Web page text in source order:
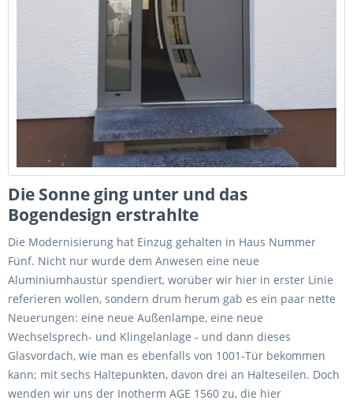
Die Sonne ging unter und das
Bogendesign erstrahlte
Die Modernisierung hat Einzug gehalten in Haus Nummer
Fünf. Nicht nur wurde dem Anwesen eine neue
Aluminiumhaustür spendiert, worüber wir hier in erster Linie
referieren wollen, sondern drum herum gab es ein paar nette
Neuerungen: eine neue Außenlampe, eine neue
Wechselsprech- und Klingelanlage - und dann dieses
Glasvordach, wie man es ebenfalls von 1001-Tür bekommen
kann; mit sechs Haltepunkten, davon drei an Halteseilen. Doch
wenden wir uns der Inotherm AGE 1560 zu, die hier